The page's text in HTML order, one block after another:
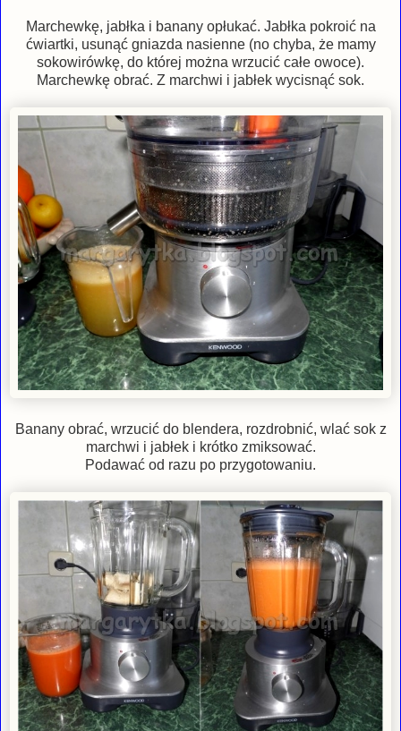
Marchewkę, jabłka i banany opłukać. Jabłka pokroić na
ćwiartki, usunąć gniazda nasienne (no chyba, że mamy
sokowirówkę, do której można wrzucić całe owoce).
Marchewkę obrać. Z marchwi i jabłek wycisnąć sok.
Banany obrać, wrzucić do blendera, rozdrobnić, wlać sok z
marchwi i jabłek i krótko zmiksować.
Podawać od razu po przygotowaniu.